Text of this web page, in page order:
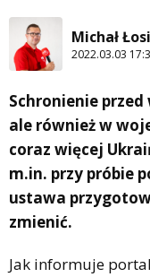
Michał
2022.03.03
Schronienie
ale również w
coraz więcej
m.in. przy próbie
ustawa
zmienić.
Jak informuje